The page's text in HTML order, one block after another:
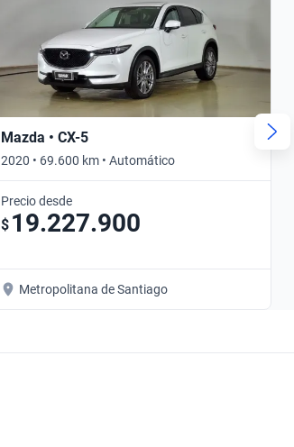
Mazda • CX-5
2020 • 69.600 km • Automático
Precio desde
$ 19.227.900
Metropolitana de Santiago